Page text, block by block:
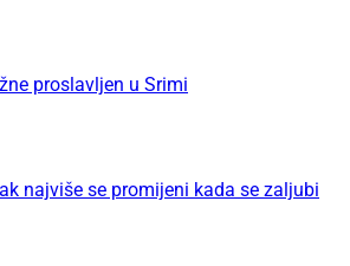
proslavljen u Srimi
najviše se promijeni kada se zaljubi